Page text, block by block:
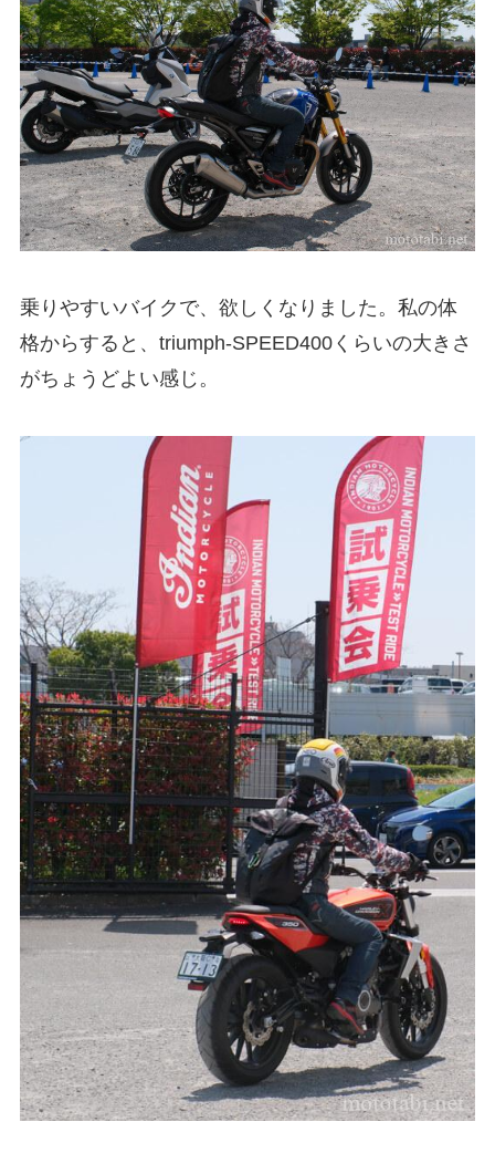
乗りやすいバイクで、欲しくなりました。私の体
格からすると、triumph-SPEED400くらいの大きさ
がちょうどよい感じ。